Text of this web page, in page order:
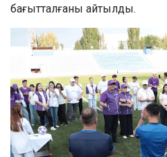
бағытталғаны айтылды.